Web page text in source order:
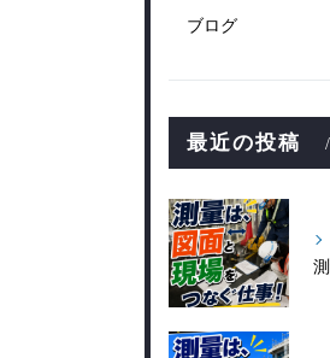
ブログ
最近の投稿